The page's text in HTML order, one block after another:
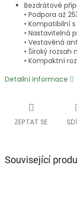
Bezdrátové
• Podpora až
• Kompatibilní
• Nastavitelná
• Vestavěná
• Široký rozsah
• Kompaktní
Detailní informace
ZEPTAT SE
Související